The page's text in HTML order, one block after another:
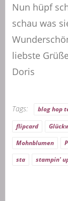
Nun hüpf
schau was
liebste Grüße
Doris
Tags: blog hop
flipcard
Mohnblumen
sta
stampin'